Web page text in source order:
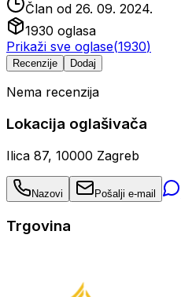
Član od 26. 09. 2024.
1930 oglasa
Prikaži sve oglase(1930)
Recenzije Dodaj
Nema recenzija
Lokacija oglašivača
Ilica 87, 10000 Zagreb
Nazovi Pošalji e-mail
Trgovina